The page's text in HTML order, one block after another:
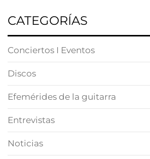
CATEGORÍAS
Conciertos I Eventos
Discos
Efemérides de la guitarra
Entrevistas
Noticias